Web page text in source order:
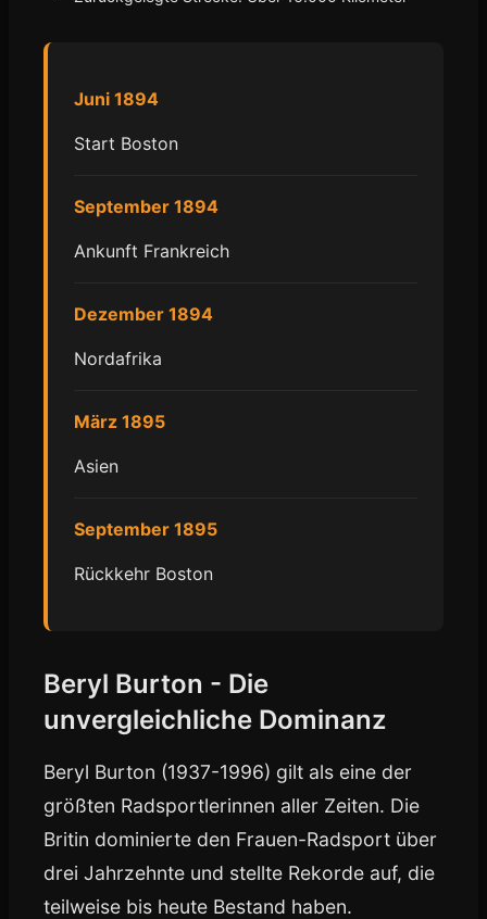
Juni 1894
Start Boston
September 1894
Ankunft Frankreich
Dezember 1894
Nordafrika
März 1895
Asien
September 1895
Rückkehr Boston
Beryl Burton - Die
unvergleichliche Dominanz
Beryl Burton (1937-1996) gilt als eine der
größten Radsportlerinnen aller Zeiten. Die
Britin dominierte den Frauen-Radsport über
drei Jahrzehnte und stellte Rekorde auf, die
teilweise bis heute Bestand haben.